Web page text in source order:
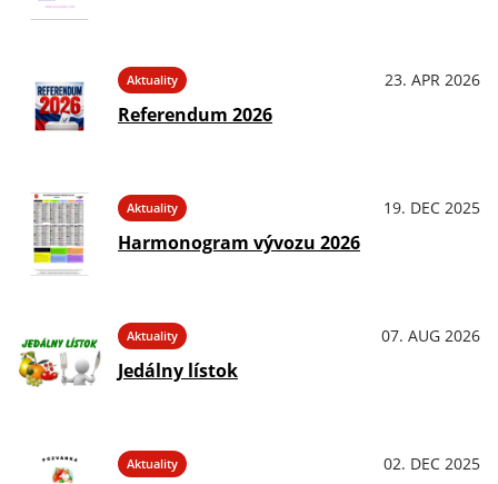
Aktuality 23. APR 2026
Referendum 2026
Aktuality 19. DEC 2025
Harmonogram vývozu 2026
Aktuality 07. AUG 2026
Jedálny lístok
Aktuality 02. DEC 2025